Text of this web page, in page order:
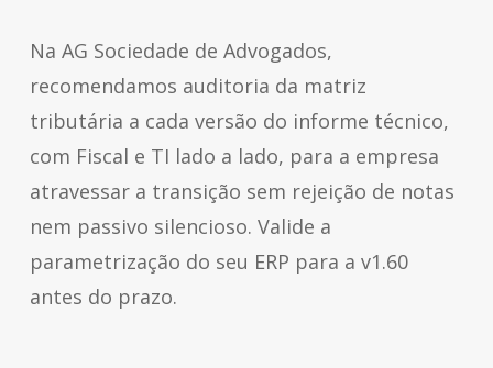
Na AG Sociedade de Advogados,
recomendamos auditoria da matriz
tributária a cada versão do informe técnico,
com Fiscal e TI lado a lado, para a empresa
atravessar a transição sem rejeição de notas
nem passivo silencioso. Valide a
parametrização do seu ERP para a v1.60
antes do prazo.